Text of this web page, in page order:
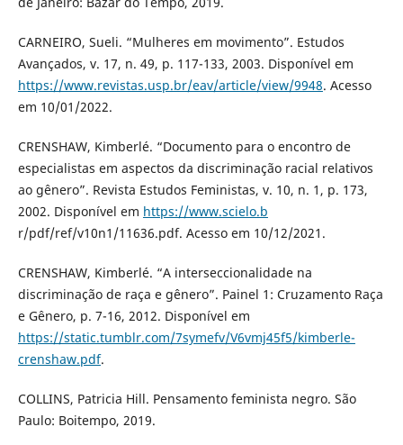
CARNEIRO, Sueli. “Mulheres em movimento”. Estudos
Avançados, v. 17, n. 49, p. 117-133, 2003. Disponível em
https://www.revistas.usp.br/eav/article/view/9948. Acesso
em 10/01/2022.
CRENSHAW, Kimberlé. “Documento para o encontro de
especialistas em aspectos da discriminação racial relativos
ao gênero”. Revista Estudos Feministas, v. 10, n. 1, p. 173,
2002. Disponível em https://www.scielo.b
r/pdf/ref/v10n1/11636.pdf. Acesso em 10/12/2021.
CRENSHAW, Kimberlé. “A interseccionalidade na
discriminação de raça e gênero”. Painel 1: Cruzamento Raça
e Gênero, p. 7-16, 2012. Disponível em
https://static.tumblr.com/7symefv/V6vmj45f5/kimberle-
crenshaw.pdf.
COLLINS, Patricia Hill. Pensamento feminista negro. São
Paulo: Boitempo, 2019.